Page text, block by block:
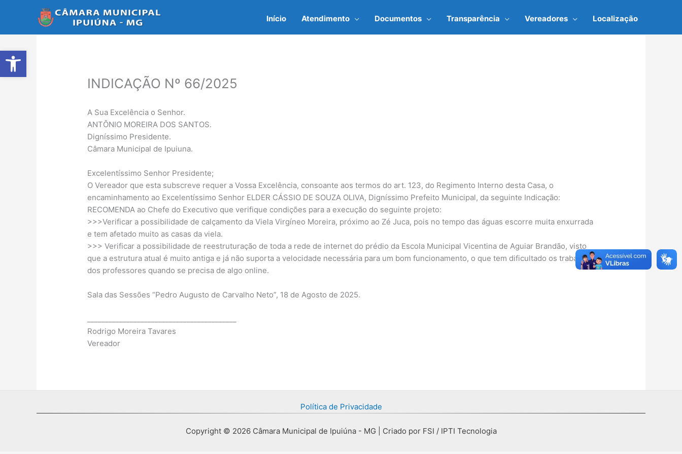
Abrir a barra de ferramentas
Início Atendimento Documentos Transparência Vereadores Localização
INDICAÇÃO Nº 66/2025
A Sua Excelência o Senhor.
ANTÔNIO MOREIRA DOS SANTOS.
Digníssimo Presidente.
Câmara Municipal de Ipuiuna.
Excelentíssimo Senhor Presidente;
O Vereador que esta subscreve requer a Vossa Excelência, consoante aos termos do art. 123, do Regimento Interno desta Casa, o
encaminhamento ao Excelentíssimo Senhor ELDER CÁSSIO DE SOUZA OLIVA, Digníssimo Prefeito Municipal, da seguinte Indicação:
RECOMENDA ao Chefe do Executivo que verifique condições para a execução do seguinte projeto:
>>>Verificar a possibilidade de calçamento da Viela Virgíneo Moreira, próximo ao Zé Juca, pois no tempo das águas escorre muita enxurrada
e tem afetado muito as casas da viela.
>>> Verificar a possibilidade de reestruturação de toda a rede de internet do prédio da Escola Municipal Vicentina de Aguiar Brandão, visto
que a estrutura atual é muito antiga e já não suporta a velocidade necessária para um bom funcionamento, o que tem dificultado os trabalhos
dos professores quando se precisa de algo online.
Sala das Sessões “Pedro Augusto de Carvalho Neto”, 18 de Agosto de 2025.
Rodrigo Moreira Tavares
Vereador
Política de Privacidade
Copyright © 2026 Câmara Municipal de Ipuiúna - MG | Criado por FSI / IPTI Tecnologia